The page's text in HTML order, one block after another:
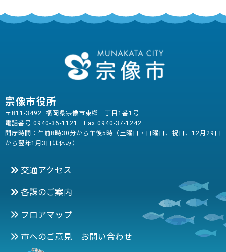
宗像市役所
〒811-3492 福岡県宗像市東郷一丁目1番1号
電話番号:0940-36-1121
Fax:0940-37-1242
開庁時間：午前8時30分から午後5時（土曜日・日曜日、祝日、12月29日
から翌年1月3日は休み）
交通アクセス
各課のご案内
フロアマップ
市へのご意見 お問い合わせ